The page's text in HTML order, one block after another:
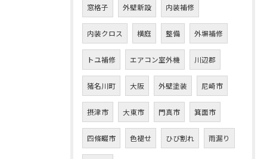
窓格子 外壁新設 内装補修
内装クロス 横庭 整備 外塀補修
トユ補修 エアコン室外機 川辺郡
猪名川町 大阪 外壁塗装 尼崎市
摂津市 大東市 門真市 箕面市
四條畷市 色褪せ ひび割れ 雨漏り